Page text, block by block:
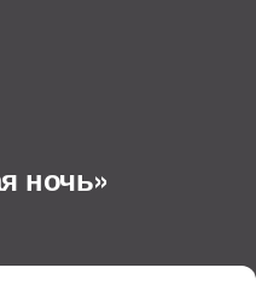
ночь»